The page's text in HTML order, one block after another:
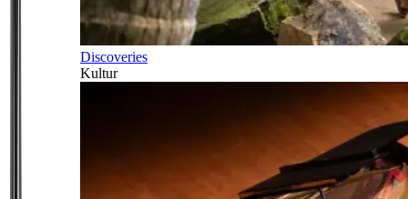
Discoveries
Kultur